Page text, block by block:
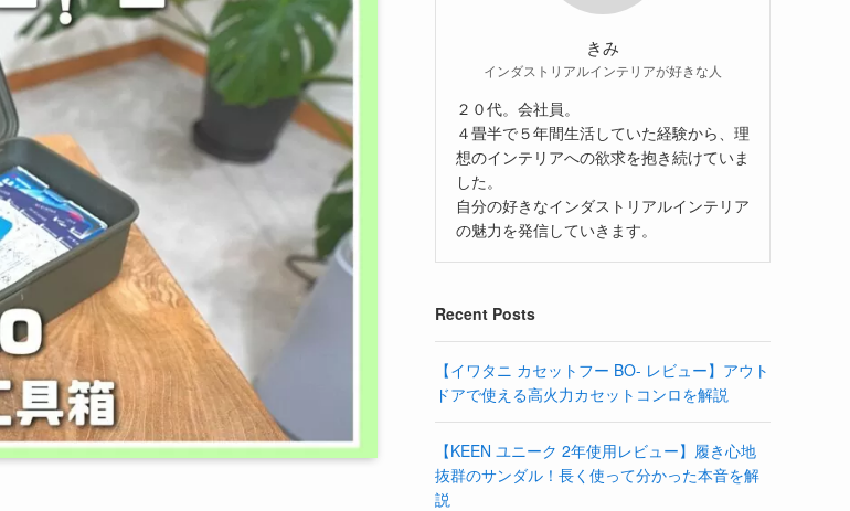
きみ
インダストリアルインテリアが好きな人
２０代。会社員。
４畳半で５年間生活していた経験から、理
想のインテリアへの欲求を抱き続けていま
した。
自分の好きなインダストリアルインテリア
の魅力を発信していきます。
Recent Posts
【イワタニ カセットフー BO- レビュー】アウト
ドアで使える高火力カセットコンロを解説
【KEEN ユニーク 2年使用レビュー】履き心地
抜群のサンダル！長く使って分かった本音を解
説